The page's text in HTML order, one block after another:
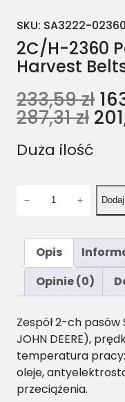
SKU: SA3222-
2C/H-2360
Harvest
233,59zł
287,31zł
Duża ilość
C
H
-
2
3
6
− +
Opis
Opinie (0)
Zespół 2-ch
JOHN DEERE),
temperatura pracy:
oleje,
przeciążenia.